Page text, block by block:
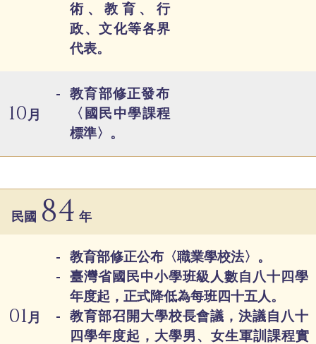
術、教育、行
政、文化等各界
代表。
10 月
教育部修正發布
〈國民中學課程
標準〉。
民國 84 年
01月
教育部修正公布〈職業學校法〉。
臺灣省國民中小學班級人數自八十四學
年度起，正式降低為每班四十五人。
教育部召開大學校長會議，決議自八十
四學年度起，大學男、女生軍訓課程實